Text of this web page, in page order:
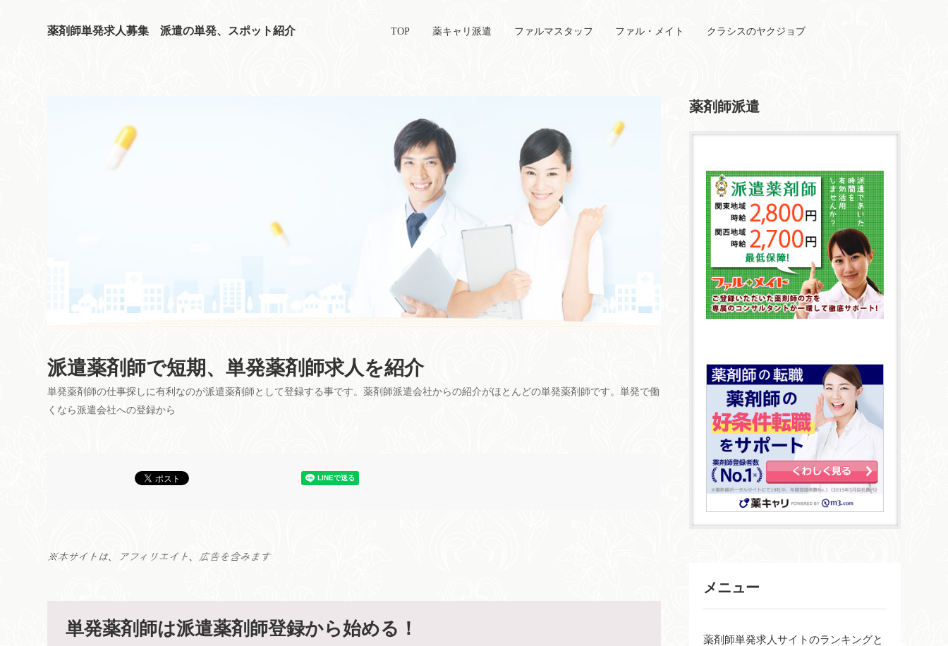
薬剤師単発求人募集 派遣の単発、スポット紹介 TOP 薬キャリ派遣 ファルマスタッフ ファル・メイト クラシスのヤクジョブ
派遣薬剤師で短期、単発薬剤師求人を紹介
単発薬剤師の仕事探しに有利なのが派遣薬剤師として登録する事です。薬剤師派遣会社からの紹介がほとんどの単発薬剤師です。単発で働
くなら派遣会社への登録から
単発薬剤師は派遣薬剤師登録から始める！
薬剤師派遣
メニュー
薬剤師単発求人サイトのランキングと